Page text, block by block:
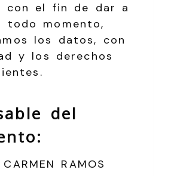
con el fin de dar a
todo momento,
los datos, con
y los derechos
del
RAMOS